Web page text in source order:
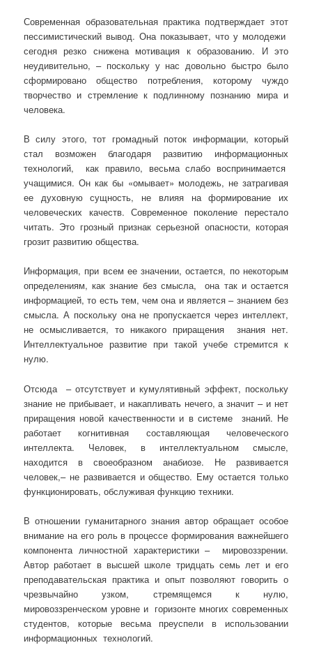
Современная образовательная практика подтверждает этот
пессимистический вывод. Она показывает, что у молодежи
сегодня резко снижена мотивация к образованию. И это
неудивительно, – поскольку у нас довольно быстро было
сформировано общество потребления, которому чуждо
творчество и стремление к подлинному познанию мира и
человека.
В силу этого, тот громадный поток информации, который
стал возможен благодаря развитию информационных
технологий, как правило, весьма слабо воспринимается
учащимися. Он как бы «омывает» молодежь, не затрагивая
ее духовную сущность, не влияя на формирование их
человеческих качеств. Современное поколение перестало
читать. Это грозный признак серьезной опасности, которая
грозит развитию общества.
Информация, при всем ее значении, остается, по некоторым
определениям, как знание без смысла, она так и остается
информацией, то есть тем, чем она и является – знанием без
смысла. А поскольку она не пропускается через интеллект,
не осмысливается, то никакого приращения знания нет.
Интеллектуальное развитие при такой учебе стремится к
нулю.
Отсюда – отсутствует и кумулятивный эффект, поскольку
знание не прибывает, и накапливать нечего, а значит – и нет
приращения новой качественности и в системе знаний. Не
работает когнитивная составляющая человеческого
интеллекта. Человек, в интеллектуальном смысле,
находится в своеобразном анабиозе. Не развивается
человек,– не развивается и общество. Ему остается только
функционировать, обслуживая функцию техники.
В отношении гуманитарного знания автор обращает особое
внимание на его роль в процессе формирования важнейшего
компонента личностной характеристики – мировоззрении.
Автор работает в высшей школе тридцать семь лет и его
преподавательская практика и опыт позволяют говорить о
чрезвычайно узком, стремящемся к нулю,
мировоззренческом уровне и горизонте многих современных
студентов, которые весьма преуспели в использовании
информационных технологий.